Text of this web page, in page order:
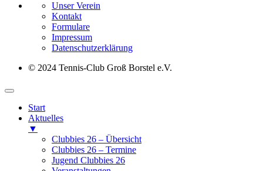
Unser Verein
Kontakt
Formulare
Impressum
Datenschutz­erklärung
© 2024 Tennis-Club Groß Borstel e.V.
Start
Aktuelles
▼
Clubbies 26 – Übersicht
Clubbies 26 – Termine
Jugend Clubbies 26